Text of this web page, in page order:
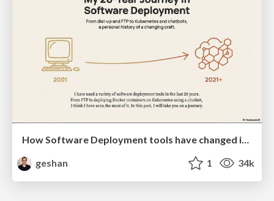
How Software Deployment tools have changed in the past 20 years
geshan
1 34k